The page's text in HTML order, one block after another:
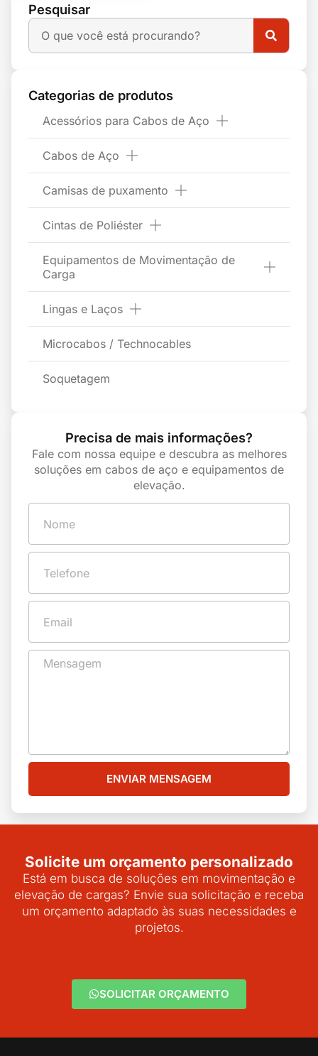
Pesquisar
Categorias de produtos
Acessórios para Cabos de Aço
Cabos de Aço
Camisas de puxamento
Cintas de Poliéster
Equipamentos de Movimentação de
Carga
Lingas e Laços
Microcabos / Technocables
Soquetagem
Precisa de mais informações?
Fale com nossa equipe e descubra as melhores
soluções em cabos de aço e equipamentos de
elevação.
ENVIAR MENSAGEM
Solicite um orçamento personalizado
Está em busca de soluções em movimentação e
elevação de cargas? Envie sua solicitação e receba
um orçamento adaptado às suas necessidades e
projetos.
SOLICITAR ORÇAMENTO